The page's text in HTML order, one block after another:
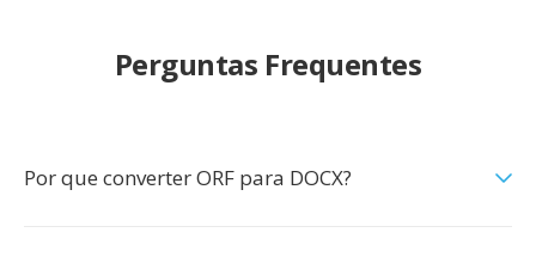
Perguntas Frequentes
Por que converter ORF para DOCX?